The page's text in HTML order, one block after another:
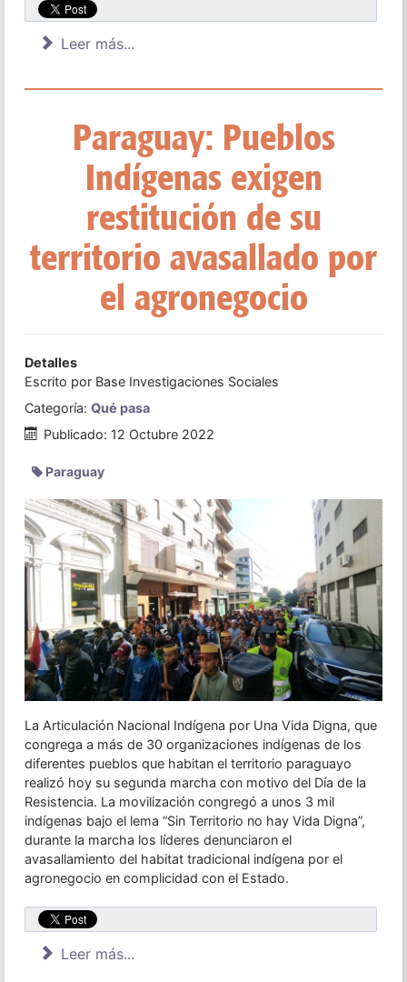
Leer más...
Paraguay: Pueblos
Indígenas exigen
restitución de su
territorio avasallado por
el agronegocio
Detalles
Escrito por Base Investigaciones Sociales
Categoría: Qué pasa
Publicado: 12 Octubre 2022
Paraguay
La Articulación Nacional Indígena por Una Vida Digna, que
congrega a más de 30 organizaciones indígenas de los
diferentes pueblos que habitan el territorio paraguayo
realizó hoy su segunda marcha con motivo del Día de la
Resistencia. La movilización congregó a unos 3 mil
indígenas bajo el lema “Sin Territorio no hay Vida Digna”,
durante la marcha los líderes denunciaron el
avasallamiento del habitat tradicional indígena por el
agronegocio en complicidad con el Estado.
Leer más...